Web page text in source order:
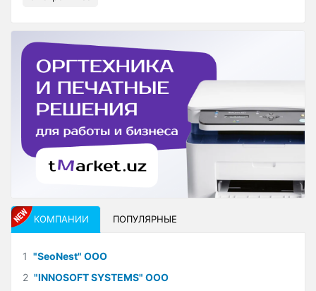
КОМПАНИИ ПОПУЛЯРНЫЕ
1 "SeoNest" ООО
2 "INNOSOFT SYSTEMS" ООО